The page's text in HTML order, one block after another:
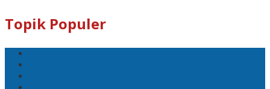
Topik Populer